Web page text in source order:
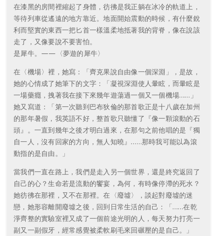
在漆黑的房間裡縮起了身體，彷彿是我正躺在冰冷的軌道上，
等待列車從遙遠的地方靠近。地面開始震動的時候，有什麼銳
利而堅實的東西一把匕首一樣溫柔地抵著我的背脊，像在說該
走了，又像要說不要害怕。
是犀牛。——〈夢遊的犀牛〉
在〈機場〉裡，她寫：「齊克果說自由像一個深淵」，是故，
她的心情成了她筆下的文字：「凝視深淵使人暈眩，而暈眩是
一場藥癮，拽著我在接下來幾年遊蕩過一個又一個機場……」
她又寫道：「第一次聽到巴布狄倫的那首歌正是十八歲在加州
的那年暑假，我英語不好，整首歌只聽懂了『像一顆滾動的石
頭』。一直到幾年之後才明白過來，在那句之前他唱的是『獨
自一人，沒有回家的方向，無人知曉』……那時我可能以為滾
動指的是自由。」
當我們一直在路上，我們是走入另一個世界，還是終究返回了
自己的心？生命若是流動的饗宴，為何，有時像停滯的死水？
她彷彿在那裡，又不在那裡。在〈廢墟〉，談起對廢墟的迷
戀，她形容離開廢墟之後，回到日常生活的自己：「……在乾
淨齊整的實驗室裡又成了一個前途光明的人，每天努力打亮一
副又一副假牙，經常感覺被柔軟刷毛來回碾壓的是自己。」